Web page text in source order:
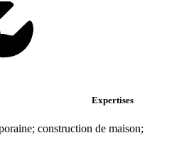
Expertises
construction de maison;